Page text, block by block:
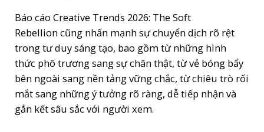
Báo cáoCreative Trends 2026: The Soft
Rebellioncũng nhấn mạnh sự chuyển dịch rõ rệt
trong tư duy sáng tạo, bao gồm từ những hình
thức phô trương sang sự chân thật, từ vẻ bóng bẩy
bên ngoài sang nền tảng vững chắc, từ chiêu trò rối
mắt sang những ý tưởng rõ ràng, dễ tiếp nhận và
gắn kết sâu sắc với người xem.